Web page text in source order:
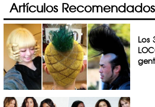
Artículos Recomendados
Los